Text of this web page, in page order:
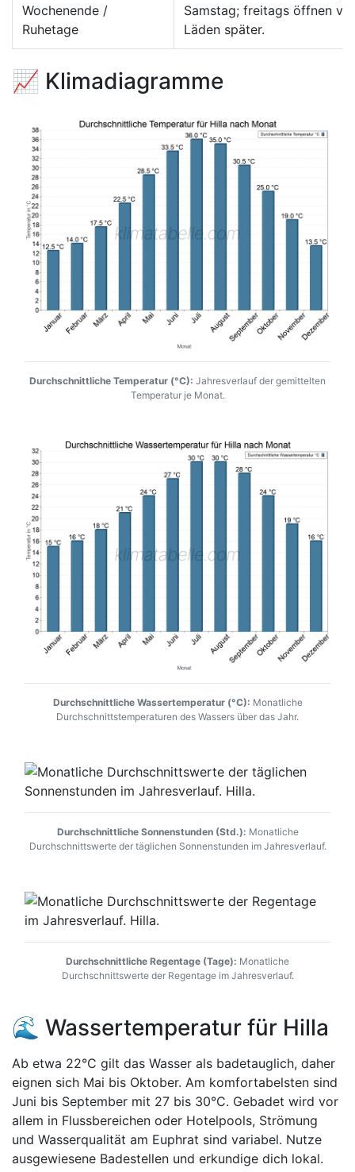
Wochenende /
Ruhetage
Samstag; freitags öffnen
Läden später.
📈 Klimadiagramme
Durchschnittliche Temperatur (°C): Jahresverlauf der gemittelten
Temperatur je Monat.
Durchschnittliche Wassertemperatur (°C): Monatliche
Durchschnittstemperaturen des Wassers über das Jahr.
Durchschnittliche Sonnenstunden (Std.): Monatliche
Durchschnittswerte der täglichen Sonnenstunden im Jahresverlauf.
Durchschnittliche Regentage (Tage): Monatliche
Durchschnittswerte der Regentage im Jahresverlauf.
🌊 Wassertemperatur für Hilla
Ab etwa 22°C gilt das Wasser als badetauglich, daher
eignen sich Mai bis Oktober. Am komfortabelsten sind
Juni bis September mit 27 bis 30°C. Gebadet wird vor
allem in Flussbereichen oder Hotelpools, Strömung
und Wasserqualität am Euphrat sind variabel. Nutze
ausgewiesene Badestellen und erkundige dich lokal.